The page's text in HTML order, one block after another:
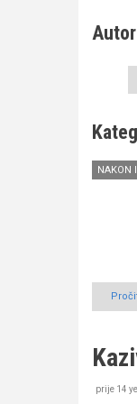
Autor
NAKON
prije 14